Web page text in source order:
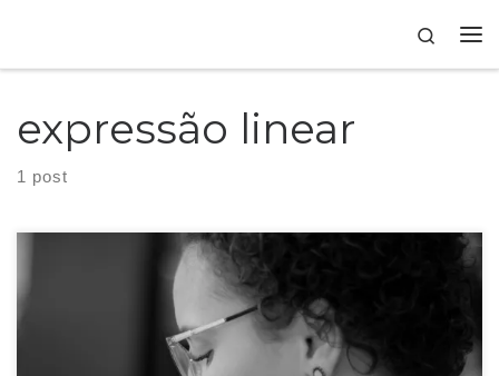
Search
expressão linear
1 post
Escrever um texto exige habilidade e concentração. Pode ser uma tarefa
fácil ou desafiadora e isso depende apenas de você. Quando sento para